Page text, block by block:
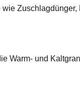
Warm- und